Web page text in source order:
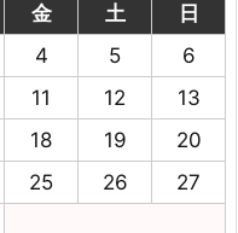
金 土
日
4 5
6
11 12
13
18 19
20
25 26
27